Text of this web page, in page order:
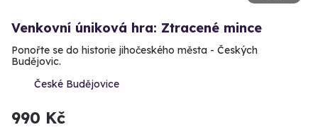
Venkovní úniková hra: Ztracené mince
Ponořte se do historie jihočeského města - Českých
Budějovic.
České Budějovice
990 Kč